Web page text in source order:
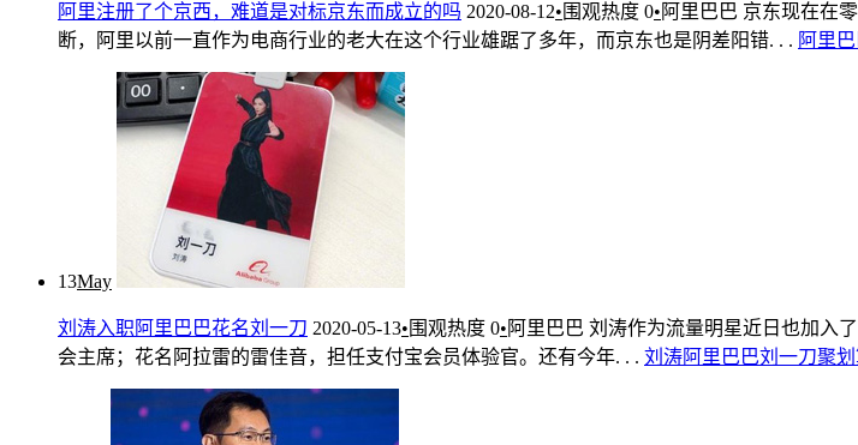
阿里注册了个京西，难道是对标京东而成立的吗 2020-08-12• 围观热度 0• 阿里巴巴 京东现在在
断，阿里以前一直作为电商行业的老大在这个行业雄踞了多年，而京东也是阴差阳错. . . 阿里
13May
刘涛入职阿里巴巴花名刘一刀 2020-05-13• 围观热度 0• 阿里巴巴 刘涛作为流量明星近日也加入
会主席；花名阿拉雷的雷佳音，担任支付宝会员体验官。还有今年. . . 刘涛阿里巴巴刘一刀聚